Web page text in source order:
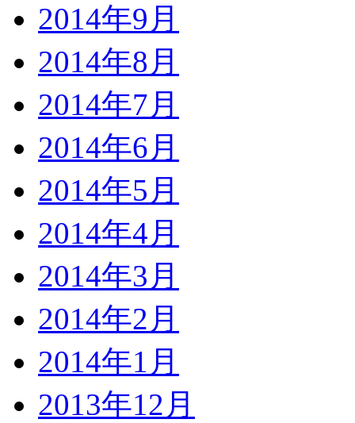
2014年9月
2014年8月
2014年7月
2014年6月
2014年5月
2014年4月
2014年3月
2014年2月
2014年1月
2013年12月